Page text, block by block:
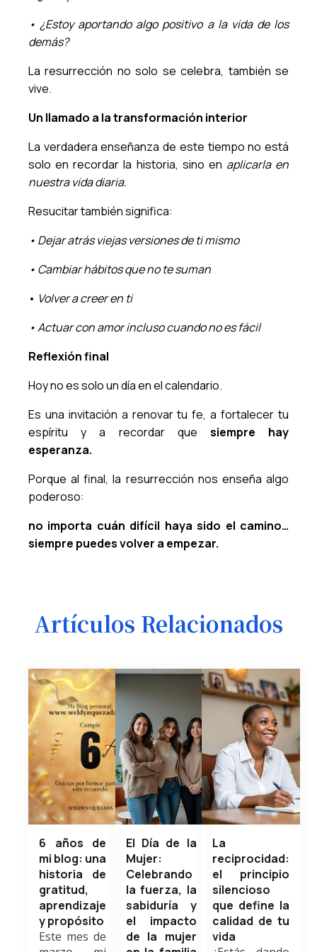
• ¿Estoy aportando algo positivo a la vida de los
demás?
La resurrección no solo se celebra, también se
vive.
Un llamado a la transformación interior
La verdadera enseñanza de este tiempo no está
solo en recordar la historia, sino en aplicarla en
nuestra vida diaria.
Resucitar también significa:
• Dejar atrás viejas versiones de ti mismo
• Cambiar hábitos que no te suman
• Volver a creer en ti
• Actuar con amor incluso cuando no es fácil
Reflexión final
Hoy no es solo un día en el calendario.
Es una invitación a renovar tu fe, a fortalecer tu
espíritu y a recordar que siempre hay
esperanza.
Porque al final, la resurrección nos enseña algo
poderoso:
no importa cuán difícil haya sido el camino…
siempre puedes volver a empezar.
Artículos Relacionados
6 años de
mi blog: una
historia de
gratitud,
aprendizaje
y propósito
Este mes de
El Día de la
Mujer:
Celebrando
la fuerza, la
sabiduría y
el impacto
de la mujer
La
reciprocidad:
el principio
silencioso
que define la
calidad de tu
vida